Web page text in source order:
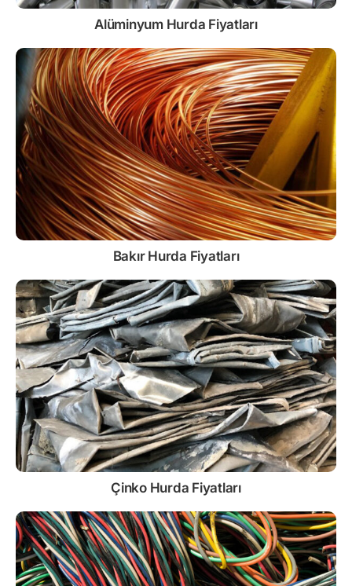
Alüminyum Hurda Fiyatları
Bakır Hurda Fiyatları
Çinko Hurda Fiyatları